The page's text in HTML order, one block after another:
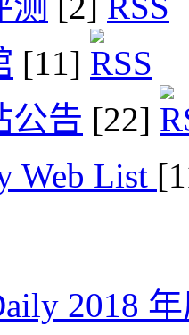
[11]
公告 [22]
Web List
2018